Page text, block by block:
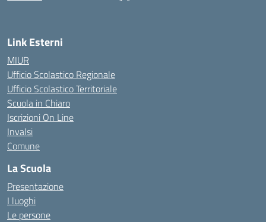
Link Esterni
MIUR
Ufficio Scolastico Regionale
Ufficio Scolastico Territoriale
Scuola in Chiaro
Iscrizioni On Line
Invalsi
Comune
La Scuola
Presentazione
I luoghi
Le persone